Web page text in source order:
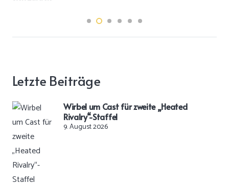
Letzte Beiträge
Wirbel um Cast für zweite „Heated
Rivalry“-Staffel
9. August 2026